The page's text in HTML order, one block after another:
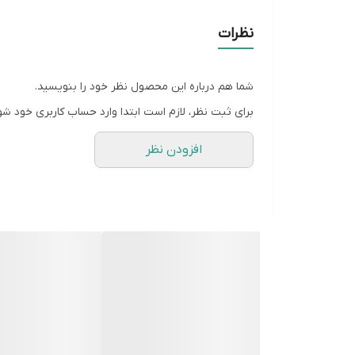
نظرات
شما هم درباره این محصول نظر خود را بنویسید.
برای ثبت نظر، لازم است ابتدا وارد حساب کاربری خود
افزودن نظر